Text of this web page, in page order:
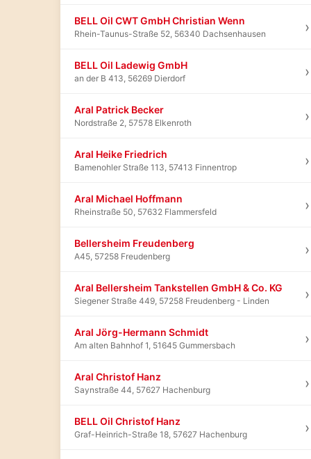
BELL Oil CWT GmbH Christian Wenn
Rhein-Taunus-Straße 52, 56340 Dachsenhausen ›
BELL Oil Ladewig GmbH
an der B 413, 56269 Dierdorf ›
Aral Patrick Becker
Nordstraße 2, 57578 Elkenroth ›
Aral Heike Friedrich
Bamenohler Straße 113, 57413 Finnentrop ›
Aral Michael Hoffmann
Rheinstraße 50, 57632 Flammersfeld ›
Bellersheim Freudenberg
A45, 57258 Freudenberg ›
Aral Bellersheim Tankstellen GmbH & Co. KG
Siegener Straße 449, 57258 Freudenberg - Linden ›
Aral Jörg-Hermann Schmidt
Am alten Bahnhof 1, 51645 Gummersbach ›
Aral Christof Hanz
Saynstraße 44, 57627 Hachenburg ›
BELL Oil Christof Hanz
Graf-Heinrich-Straße 18, 57627 Hachenburg ›